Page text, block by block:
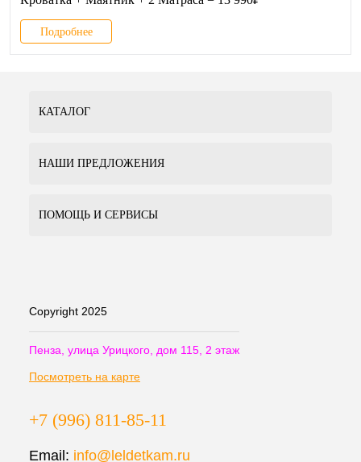
Подробнее
КАТАЛОГ
НАШИ ПРЕДЛОЖЕНИЯ
ПОМОЩЬ И СЕРВИСЫ
Copyright 2025
Пенза, улица Урицкого, дом 115, 2 этаж
Посмотреть на карте
+7 (996) 811-85-11
Email: info@leldetkam.ru